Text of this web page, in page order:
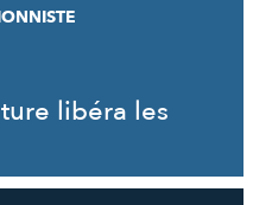
libéra les